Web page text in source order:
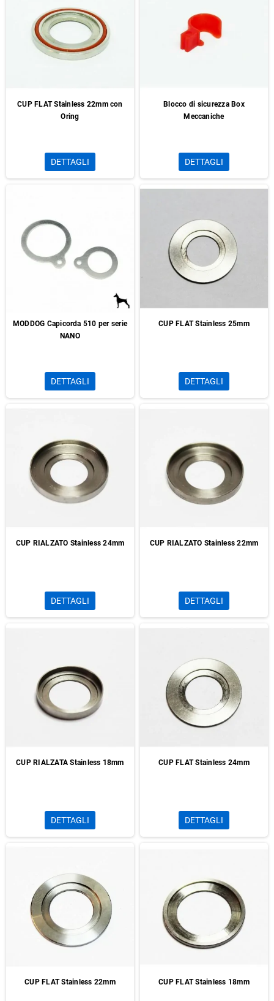
CUP FLAT Stainless 22mm con
Oring
DETTAGLI
Blocco di sicurezza Box
Meccaniche
DETTAGLI
MODDOG Capicorda 510 per serie
NANO
DETTAGLI
CUP FLAT Stainless 25mm
DETTAGLI
CUP RIALZATO Stainless 24mm
DETTAGLI
CUP RIALZATO Stainless 22mm
DETTAGLI
CUP RIALZATA Stainless 18mm
DETTAGLI
CUP FLAT Stainless 24mm
DETTAGLI
CUP FLAT Stainless 22mm CUP FLAT Stainless 18mm